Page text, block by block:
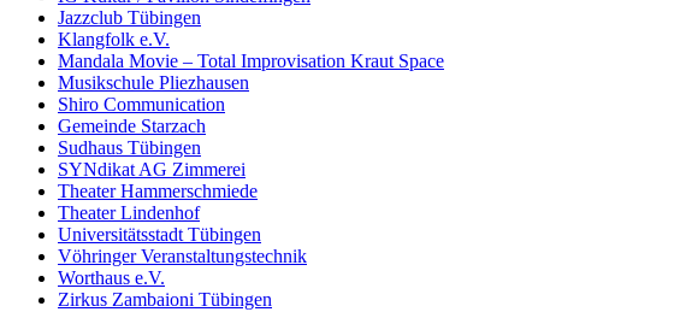
Jazz­club Tü­bingen
Klang­folk e.V.
Mandala Movie – Total Improvisation Kraut Space
Musik­schule Pliez­hausen
Shiro Commu­nication
Gemein­de Star­zach
Sud­haus Tü­bingen
SYN­dikat AG Zim­merei
The­ater Hammer­schmie­de
The­ater Lin­den­hof
Uni­versi­täts­stadt Tü­bingen
Vöh­ringer Ver­anstal­tungs­technik
Wort­haus e.V.
Zirkus Zam­baioni Tü­bingen